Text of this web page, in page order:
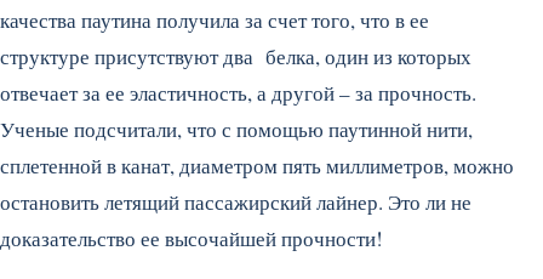
качества паутина получила за счет того, что в ее
структуре присутствуют два белка, один из которых
отвечает за ее эластичность, а другой – за прочность.
Ученые подсчитали, что с помощью паутинной нити,
сплетенной в канат, диаметром пять миллиметров, можно
остановить летящий пассажирский лайнер. Это ли не
доказательство ее высочайшей прочности!